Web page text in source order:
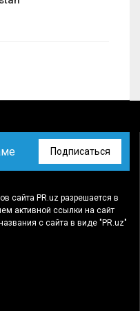
Подписаться
сайта PR.uz разрешается в
активной ссылки на сайт
с сайта в виде "PR.uz"